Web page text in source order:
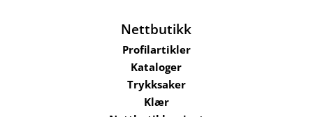
Nettbutikk
Profilartikler
Kataloger
Trykksaker
Klær